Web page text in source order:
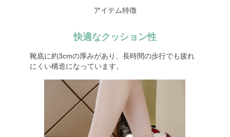
アイテム特徴
快適なクッション性
靴底に約3cmの厚みがあり、長時間の歩行でも疲れ
にくい構造になっています。